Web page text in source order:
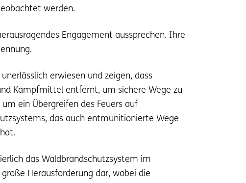
werden.
Engagement aussprechen. Ihre
erwiesen und zeigen, dass
Kampfmittel entfernt, um sichere Wege zu
ein Übergreifen des Feuers auf
das auch entmunitionierte Wege
das Waldbrandschutzsystem im
Herausforderung dar, wobei die